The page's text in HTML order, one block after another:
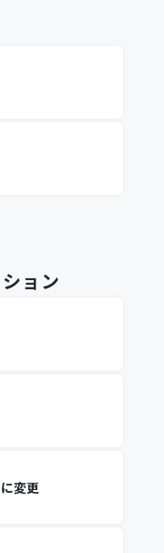
ョン
変更